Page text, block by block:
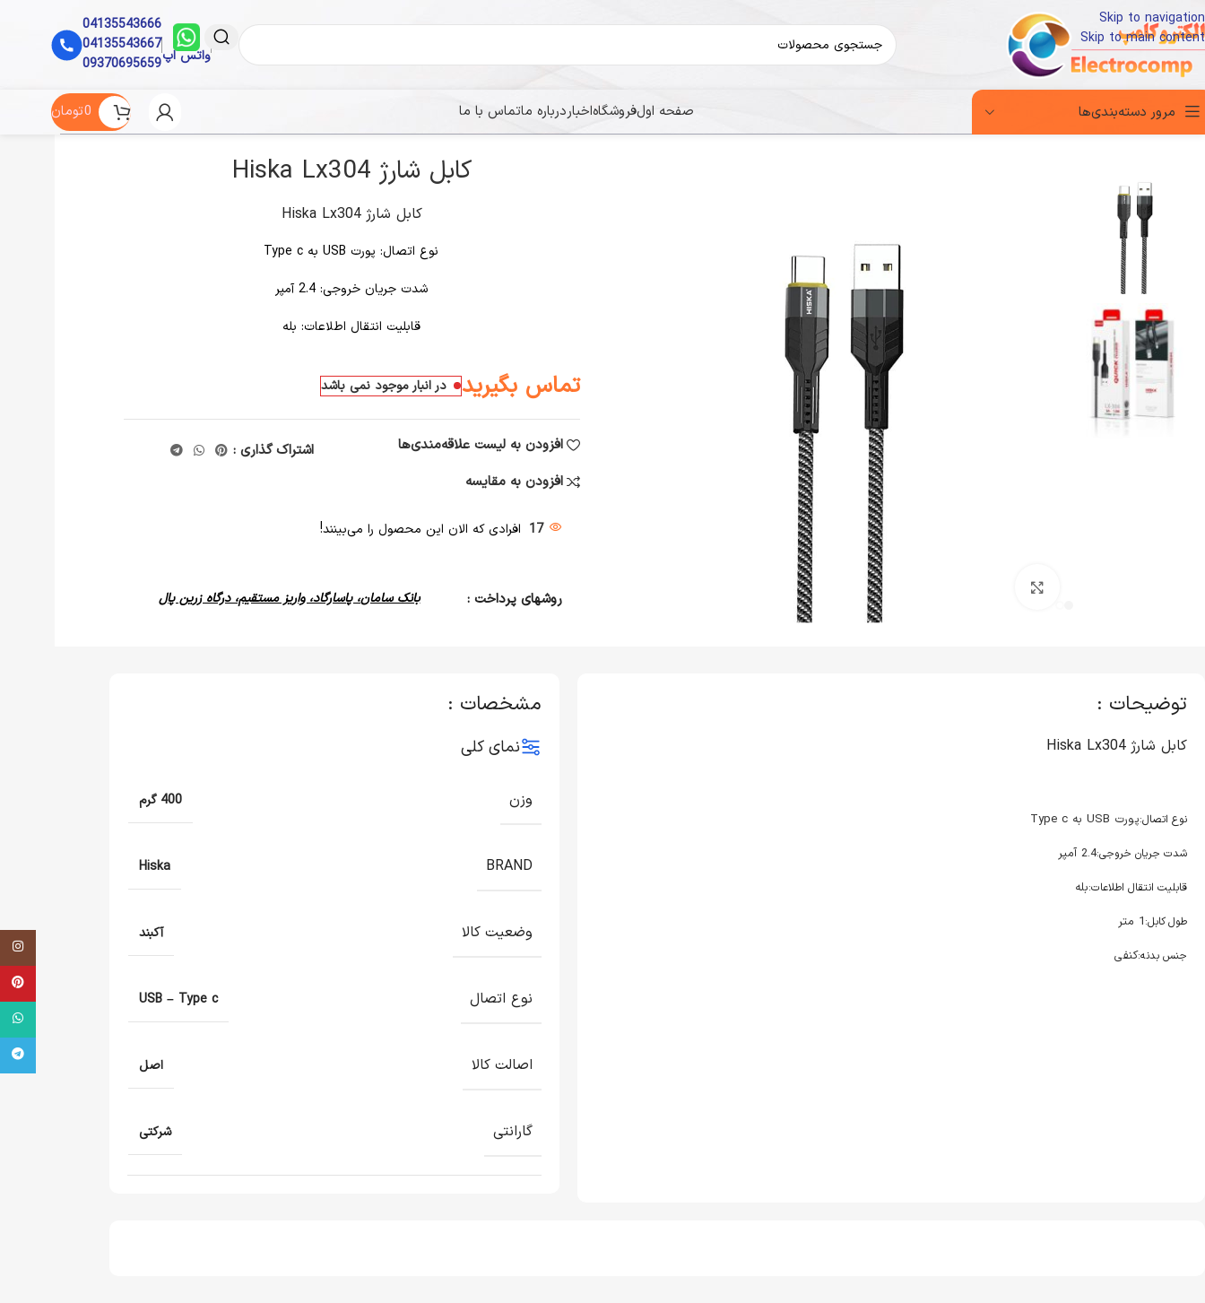
Skip to navigation
Skip to main content
واتس اپ
04135543666
04135543667
09370695659
مرور دسته‌بندی‌ها صفحه اولفروشگاهاخباردرباره ماتماس با ما 0تومان
کابل شارژ Hiska Lx304
کابل شارژ Hiska Lx304
نوع اتصال: پورت USB به Type c
شدت جریان خروجی: 2.4 آمپر
قابلیت انتقال اطلاعات: بله
تماس بگیرید در انبار موجود نمی باشد
افزودن به لیست علاقه‌مندی‌ها
افزودن به مقایسه
اشتراک گذاری :
17 افرادی که الان این محصول را می‌بینند!
روشهای پرداخت : بانک سامان، پاسارگاد، واریز مستقیم، درگاه زرین پال
توضیحات :
کابل شارژ Hiska Lx304
نوع اتصال:پورت USB به Type c
شدت جریان خروجی:2.4 آمپر
قابلیت انتقال اطلاعات:بله
طول کابل:1 متر
جنس بدنه:کنفی
مشخصات :
نمای کلی
وزن 400 گرم
BRAND
Hiska
وضعیت کالا آکبند
نوع اتصال USB – Type c
اصالت کالا اصل
گارانتی شرکتی